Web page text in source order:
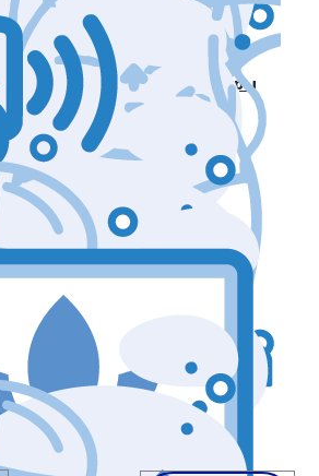
массажа и коррекции фигуры
для лазерных процедур
и подтяжка кожи лица
мышечной стимуляции